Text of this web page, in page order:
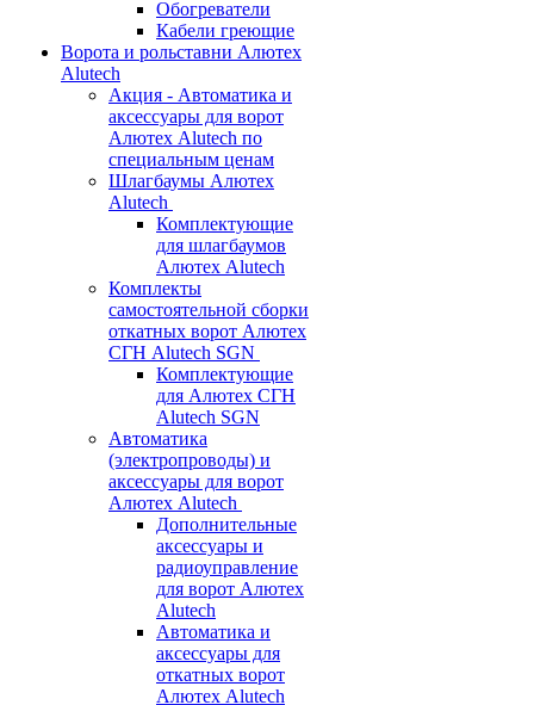
Обогреватели
Кабели греющие
Ворота и рольставни Алютех
Alutech
Акция - Автоматика и
аксессуары для ворот
Алютех Alutech по
специальным ценам
Шлагбаумы Алютех
Alutech
Комплектующие
для шлагбаумов
Алютех Alutech
Комплекты
самостоятельной сборки
откатных ворот Алютех
СГН Alutech SGN
Комплектующие
для Алютех СГН
Alutech SGN
Автоматика
(электропроводы) и
аксессуары для ворот
Алютех Alutech
Дополнительные
аксессуары и
радиоуправление
для ворот Алютех
Alutech
Автоматика и
аксессуары для
откатных ворот
Алютех Alutech